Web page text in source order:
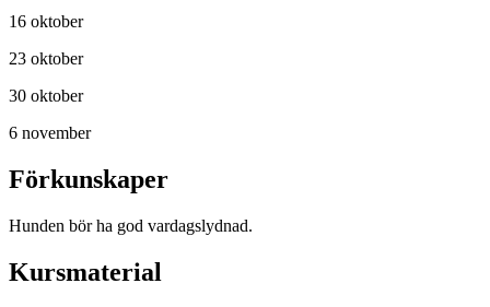
16 oktober
23 oktober
30 oktober
6 november
Förkunskaper
Hunden bör ha god vardagslydnad.
Kursmaterial